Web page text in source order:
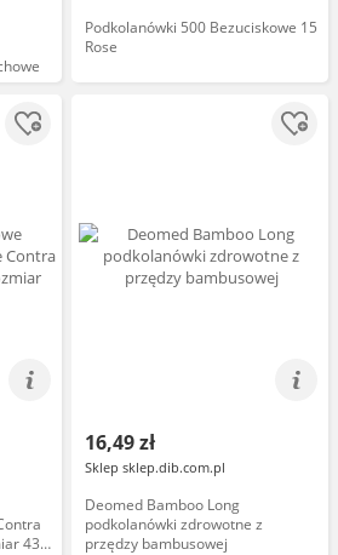
Podkolanówki 500 Bezuciskowe 15
Rose
43-
16,49 zł
Sklep sklep.dib.com.pl
Deomed Bamboo Long
podkolanówki zdrowotne z
przędzy bambusowej